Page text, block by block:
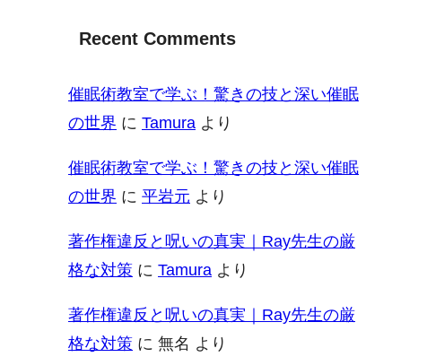
Recent Comments
催眠術教室で学ぶ！驚きの技と深い催眠
の世界 に Tamura より
催眠術教室で学ぶ！驚きの技と深い催眠
の世界 に 平岩元 より
著作権違反と呪いの真実｜Ray先生の厳
格な対策 に Tamura より
著作権違反と呪いの真実｜Ray先生の厳
格な対策 に 無名 より